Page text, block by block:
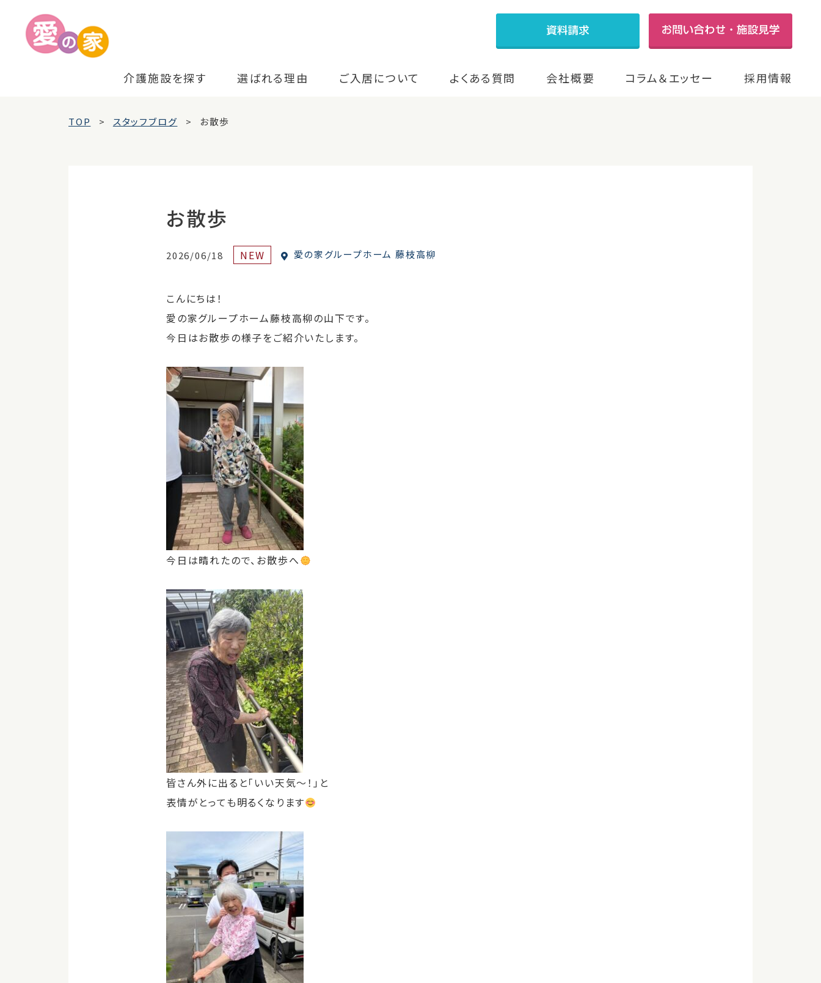
介護施設を探す 選ばれる理由 ご入居について よくある質問 会社概要 コラム＆エッセー 採用情報
TOP スタッフブログ お散歩
お散歩
2026/06/18 NEW 愛の家グループホーム 藤枝高柳
こんにちは！
愛の家グループホーム藤枝高柳の山下です。
今日はお散歩の様子をご紹介いたします。
今日は晴れたので、お散歩へ
皆さん外に出ると「いい天気～！」と
表情がとっても明るくなります